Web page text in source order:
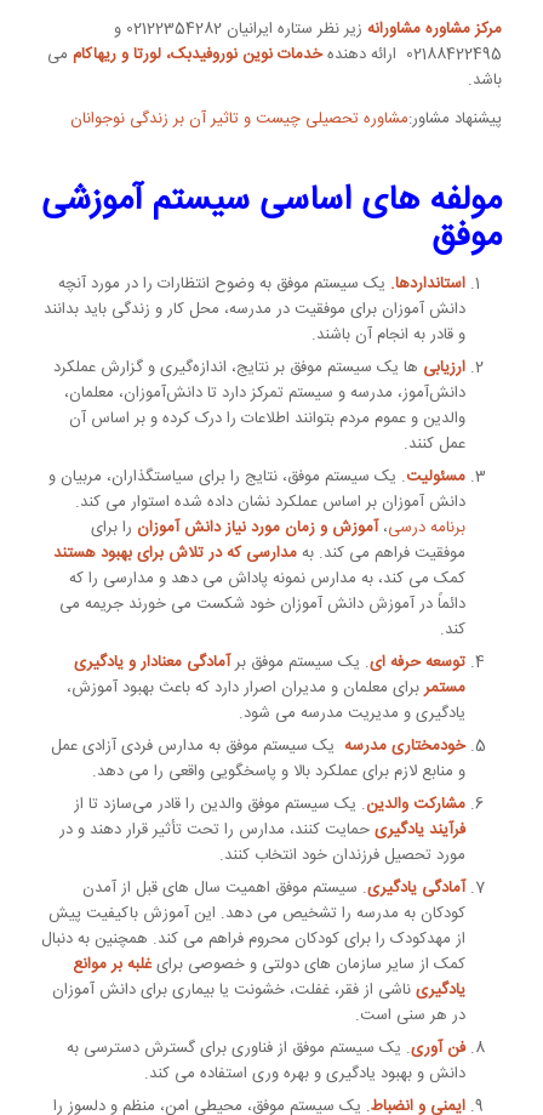
مرکز مشاوره مشاورانه
زیر نظر ستاره ایرانیان 02122354282 و
02188422495 ارائه دهنده
خدمات نوین نوروفیدبک، لورتا و ریهاکاممی
باشد.
پیشنهاد مشاور:مشاوره تحصیلی چیست و تاثیر آن بر زندگی نوجوانان
مولفه های اساسی سیستم آموزشی
موفق
استانداردها. یک سیستم موفق به وضوح انتظارات را در مورد آنچه
دانش آموزان برای موفقیت در مدرسه، محل کار و زندگی باید بدانند
و قادر به انجام آن باشند.
ارزیابی ها یک سیستم موفق بر نتایج، اندازه‌گیری و گزارش عملکرد
دانش‌آموز، مدرسه و سیستم تمرکز دارد تا دانش‌آموزان، معلمان،
والدین و عموم مردم بتوانند اطلاعات را درک کرده و بر اساس آن
عمل کنند.
مسئوليت. یک سیستم موفق، نتایج را برای سیاستگذاران، مربیان و
دانش آموزان بر اساس عملکرد نشان داده شده استوار می کند.
برنامه درسی،آموزش و زمان مورد نیاز دانش آموزانرا برای
موفقیت فراهم می کند. بهمدارسی که در تلاش برای بهبود هستند
کمک می کند، به مدارس نمونه پاداش می دهد و مدارسی را که
دائماً در آموزش دانش آموزان خود شکست می خورند جریمه می
کند.
توسعه حرفه ای. یک سیستم موفق برآمادگی معنادار و یادگیری
مستمربرای معلمان و مدیران اصرار دارد که باعث بهبود آموزش،
یادگیری و مدیریت مدرسه می شود.
خودمختاری مدرسهیک سیستم موفق به مدارس فردی آزادی عمل
و منابع لازم برای عملکرد بالا و پاسخگویی واقعی را می دهد.
مشارکت والدین. یک سیستم موفق والدین را قادر می‌سازد تا از
فرآیند یادگیریحمایت کنند، مدارس را تحت تأثیر قرار دهند و در
مورد تحصیل فرزندان خود انتخاب کنند.
آمادگی یادگیری. سیستم موفق اهمیت سال های قبل از آمدن
کودکان به مدرسه را تشخیص می دهد. این آموزش باکیفیت پیش
از مهدکودک را برای کودکان محروم فراهم می کند. همچنین به دنبال
کمک از سایر سازمان های دولتی و خصوصی برایغلبه بر موانع
یادگیریناشی از فقر، غفلت، خشونت یا بیماری برای دانش آموزان
در هر سنی است.
فن آوری. یک سیستم موفق از فناوری برای گسترش دسترسی به
دانش و بهبود یادگیری و بهره وری استفاده می کند.
ایمنی و انضباط. یک سیستم موفق، محیطی امن، منظم و دلسوز را